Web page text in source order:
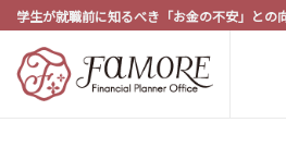
学生が就職前に知るべき「お金の不安」との